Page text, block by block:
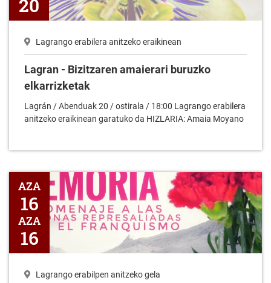
20
Lagrango erabilera anitzeko eraikinean
Lagran - Bizitzaren amaierari buruzko
elkarrizketak
Lagrán / Abenduak 20 / ostirala / 18:00 Lagrango erabilera
anitzeko eraikinean garatuko da HIZLARIA: Amaia Moyano
Lagranek frankismoaren errepresaliatuak omenduko ditu
AZA
16
AZA
16
Lagrango erabilpen anitzeko gela